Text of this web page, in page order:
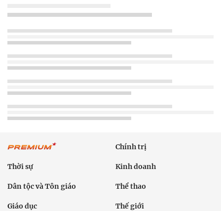
Chính trị
Thời sự Kinh doanh
Dân tộc và Tôn giáo Thể thao
Giáo dục Thế giới